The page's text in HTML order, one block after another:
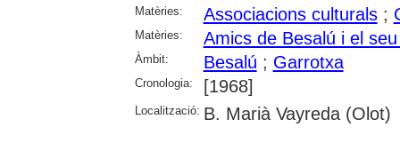
Matèries: Associacions culturals;
Matèries: Amics de Besalú i el
Àmbit: Besalú ; Garrotxa
Cronologia: [1968]
Localització: B. Marià Vayreda (Olot)